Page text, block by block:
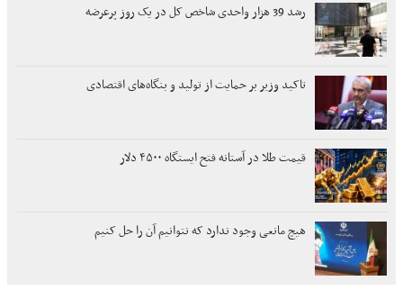
رشد 39 هزار واحدی شاخص کل در یک روز پرعرضه
تاکید وزیر بر حمایت از تولید و بنگاه‌های اقتصادی
قیمت طلا در آستانه فتح ایستگاه ۴۵۰۰ دلار
هیچ مانعی وجود ندارد که نتوانیم آن را حل کنیم